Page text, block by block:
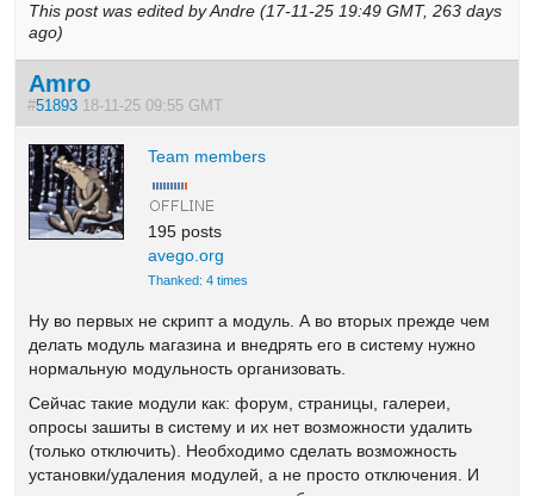
This post was edited by Andre (17-11-25 19:49 GMT, 263 days
ago)
Amro
#51893 18-11-25 09:55 GMT
Team members
195 posts
avego.org
Thanked: 4 times
Ну во первых не скрипт а модуль. А во вторых прежде чем
делать модуль магазина и внедрять его в систему нужно
нормальную модульность организовать.
Сейчас такие модули как: форум, страницы, галереи,
опросы зашиты в систему и их нет возможности удалить
(только отключить). Необходимо сделать возможность
установки/удаления модулей, а не просто отключения. И